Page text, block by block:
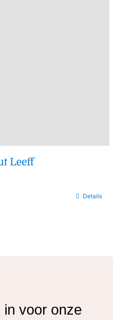
Leeff
Details
in voor onze